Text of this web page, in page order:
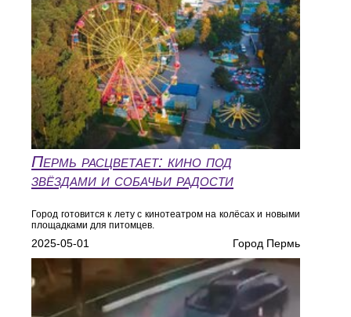
Пермь расцветает: кино под
звёздами и собачьи радости
Город готовится к лету с кинотеатром на колёсах и новыми
площадками для питомцев.
2025-05-01 Город Пермь